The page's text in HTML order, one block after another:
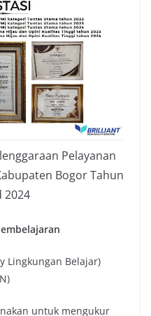
Pelayanan
Bogor Tahun
2024
Lingkungan Belajar)
untuk mengukur